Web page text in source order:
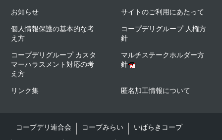
お知らせ サイトのご利用にあたって
個人情報保護の基本的な考
え方
コープデリグループ 人権方
針
コープデリグループ カスタ
マーハラスメント対応の考
え方
マルチステークホルダー方
針
リンク集 匿名加工情報について
コープデリ連合会 コープみらい いばらきコープ